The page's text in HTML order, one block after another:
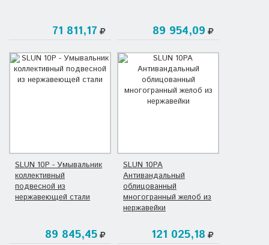
71 811,17 89 954,09
SLUN 10P - Умывальник
коллективный
подвесной из
нержавеющей стали
89 845,45
SLUN 10PA
Антивандальный
облицованный
многогранный желоб из
нержавейки
121 025,18